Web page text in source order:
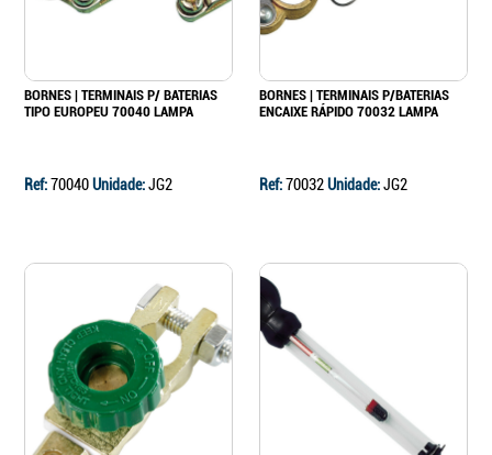
BORNES | TERMINAIS P/ BATERIAS
TIPO EUROPEU 70040 LAMPA
Ref:70040Unidade:JG2
BORNES | TERMINAIS P/BATERIAS
ENCAIXE RÁPIDO 70032 LAMPA
Ref:70032Unidade:JG2